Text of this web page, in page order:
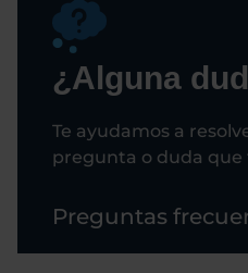
¿Alguna
Te ayudamos a
pregunta o duda que
Preguntas